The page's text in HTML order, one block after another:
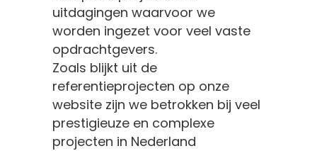
uitdagingen waarvoor we
worden ingezet voor veel vaste
opdrachtgevers.
Zoals blijkt uit de
referentieprojecten op onze
website zijn we betrokken bij veel
prestigieuze en complexe
projecten in Nederland